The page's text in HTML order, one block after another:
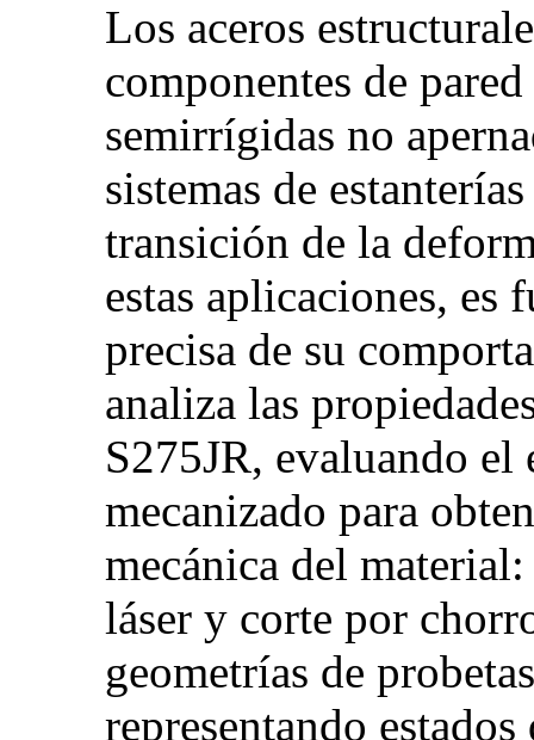
Los aceros
componentes de
semirrígidas no
sistemas de
transición de la
estas aplicaciones, es
precisa de su
analiza las
S275JR, evaluando el
mecanizado para
mecánica del
láser y corte por
geometrías de
representando